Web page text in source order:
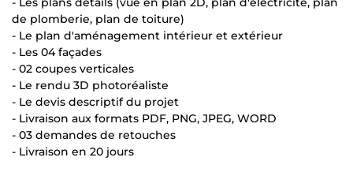
de plomberie, plan de toiture)
- Le plan d'aménagement intérieur et extérieur
- Les 04 façades
- 02 coupes verticales
- Le rendu 3D photoréaliste
- Le devis descriptif du projet
- Livraison aux formats PDF, PNG, JPEG, WORD
- 03 demandes de retouches
- Livraison en 20 jours